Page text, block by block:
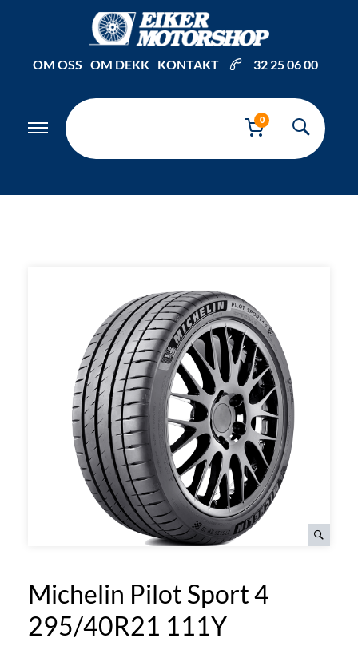
OM OSS OM DEKK KONTAKT 32 25 06 00
0
Michelin Pilot Sport 4
295/40R21 111Y